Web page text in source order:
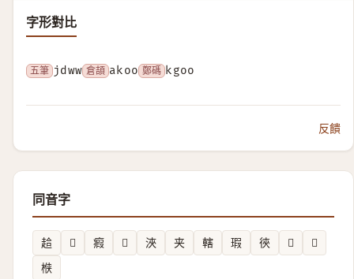
字形對比
五筆 jdww 倉頡 akoo 鄭碼 kgoo
反饋
同音字
䞩 𧕱 瘕 𠇺 浹 夹 轄 瑕 㣣 𦖲
𤛉
㮉